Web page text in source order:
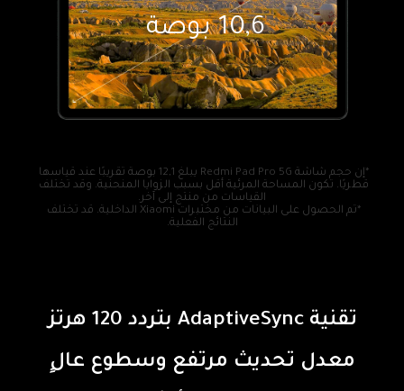
10,6 بوصة
*إن حجم شاشة Redmi Pad Pro 5G يبلغ 12,1 بوصة تقريبًا عند قياسها
قطريًا. تكون المساحة المرئية أقل بسبب الزوايا المنحنية. وقد تختلف
*تم الحصول على البيانات من مختبرات Xiaomi الداخلية. قد تختلف
النتائج الفعلية.
تقنية AdaptiveSync بتردد 120 هرتز
معدل تحديث مرتفع وسطوع عالٍ